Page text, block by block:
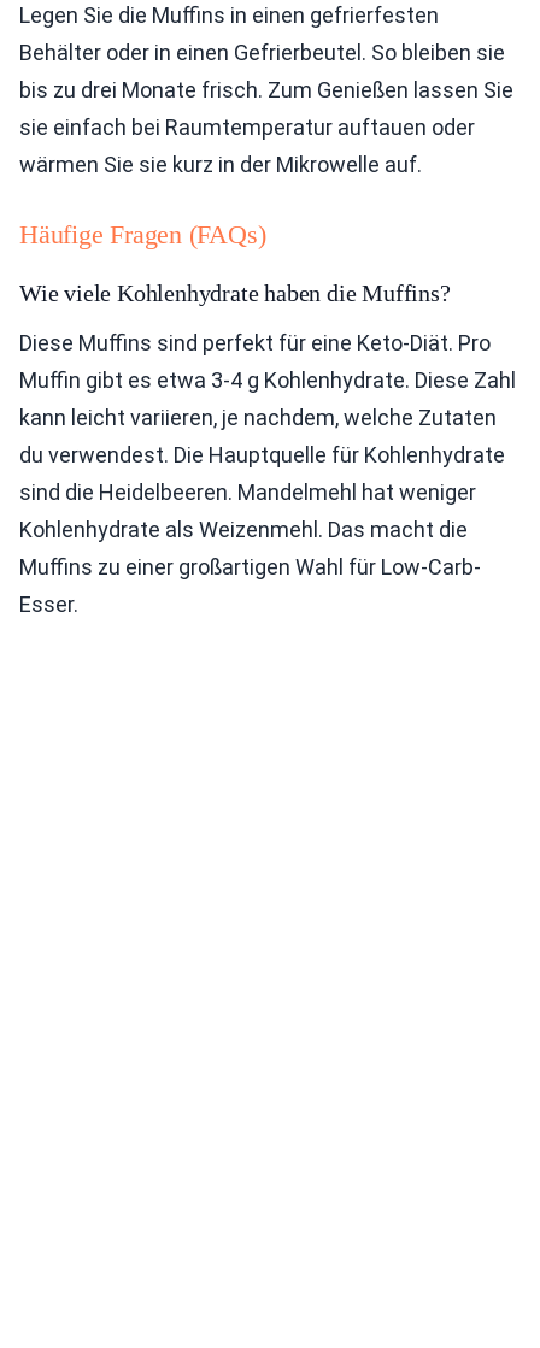
Legen Sie die Muffins in einen gefrierfesten
Behälter oder in einen Gefrierbeutel. So bleiben sie
bis zu drei Monate frisch. Zum Genießen lassen Sie
sie einfach bei Raumtemperatur auftauen oder
wärmen Sie sie kurz in der Mikrowelle auf.
Häufige Fragen (FAQs)
Wie viele Kohlenhydrate haben die Muffins?
Diese Muffins sind perfekt für eine Keto-Diät. Pro
Muffin gibt es etwa 3-4 g Kohlenhydrate. Diese Zahl
kann leicht variieren, je nachdem, welche Zutaten
du verwendest. Die Hauptquelle für Kohlenhydrate
sind die Heidelbeeren. Mandelmehl hat weniger
Kohlenhydrate als Weizenmehl. Das macht die
Muffins zu einer großartigen Wahl für Low-Carb-
Esser.